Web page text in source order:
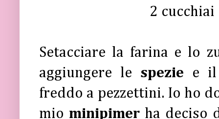
2
Setacciare la farina e lo
aggiungere le spezie e
freddo a pezzettini. Io ho
mio minipimer ha deciso